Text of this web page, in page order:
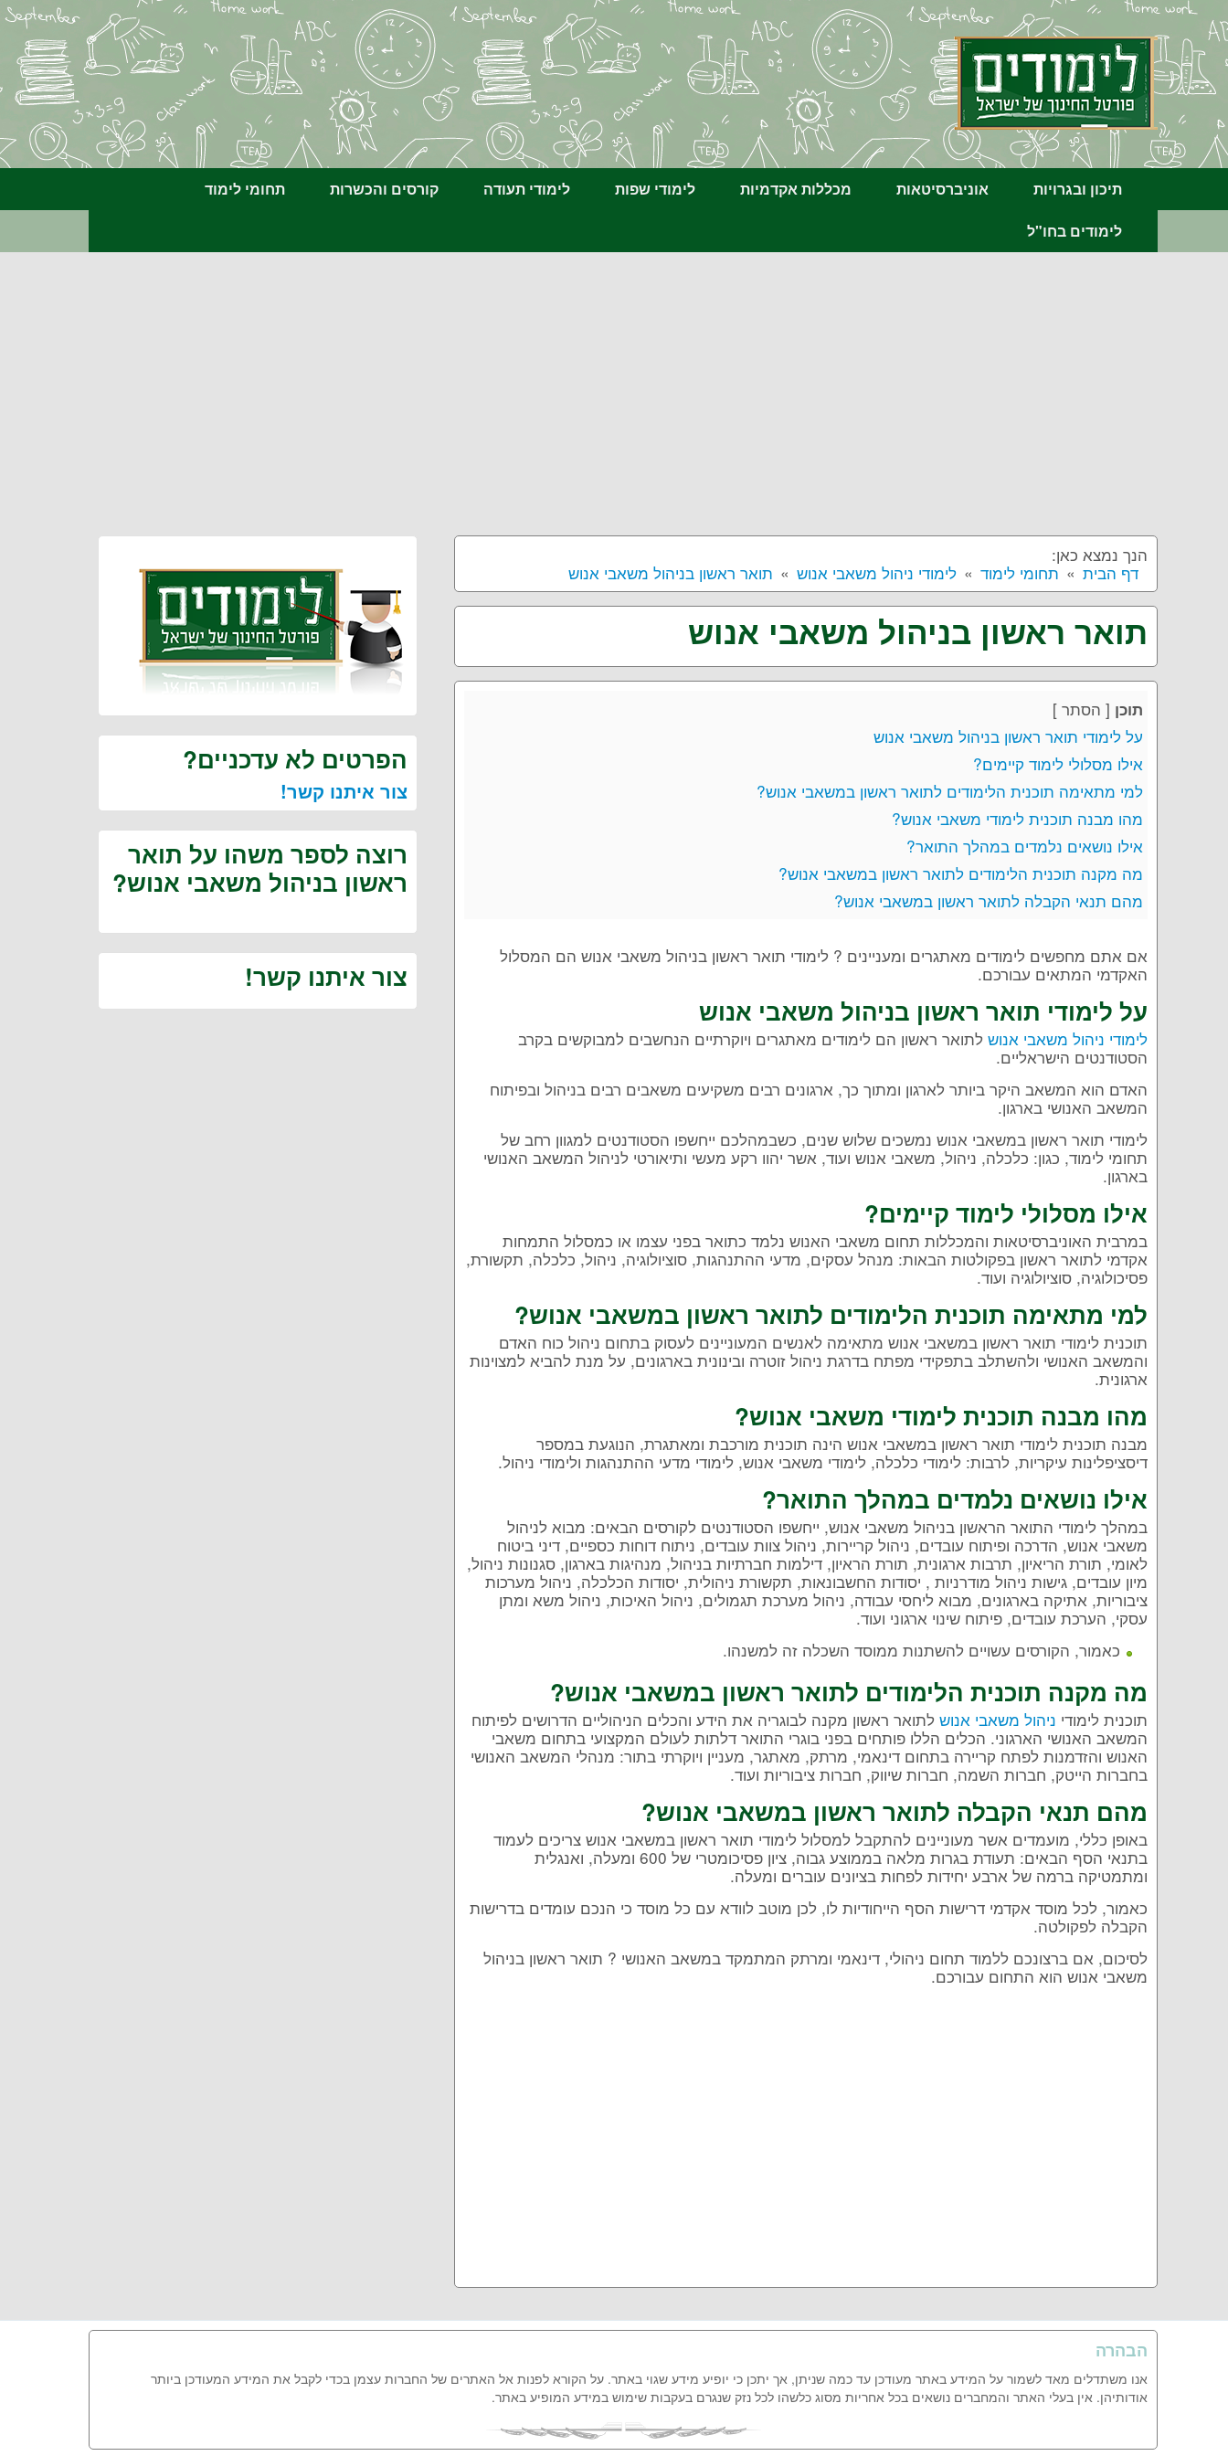
תיכון ובגרויות אוניברסיטאות מכללות אקדמיות לימודי שפות לימודי תעודה קורסים והכשרות
תחומי לימוד
לימודים בחו"ל
הנך נמצא כאן:
דף הבית
תחומי לימוד לימודי ניהול משאבי אנוש תואר ראשון בניהול משאבי אנוש
תואר ראשון בניהול משאבי אנוש
תוכן [ הסתר ]
על לימודי תואר ראשון בניהול משאבי אנוש
אילו מסלולי לימוד קיימים?
למי מתאימה תוכנית הלימודים לתואר ראשון במשאבי אנוש?
מהו מבנה תוכנית לימודי משאבי אנוש?
אילו נושאים נלמדים במהלך התואר?
מה מקנה תוכנית הלימודים לתואר ראשון במשאבי אנוש?
מהם תנאי הקבלה לתואר ראשון במשאבי אנוש?
אם אתם מחפשים לימודים מאתגרים ומעניינים ? לימודי תואר ראשון בניהול משאבי אנוש הם המסלול
האקדמי המתאים עבורכם.
על לימודי תואר ראשון בניהול משאבי אנוש
לימודי ניהול משאבי אנוש לתואר ראשון הם לימודים מאתגרים ויוקרתיים הנחשבים למבוקשים בקרב
הסטודנטים הישראליים.
האדם הוא המשאב היקר ביותר לארגון ומתוך כך, ארגונים רבים משקיעים משאבים רבים בניהול ובפיתוח
המשאב האנושי בארגון.
לימודי תואר ראשון במשאבי אנוש נמשכים שלוש שנים, כשבמהלכם ייחשפו הסטודנטים למגוון רחב של
תחומי לימוד, כגון: כלכלה, ניהול, משאבי אנוש ועוד, אשר יהוו רקע מעשי ותיאורטי לניהול המשאב האנושי
בארגון.
אילו מסלולי לימוד קיימים?
במרבית האוניברסיטאות והמכללות תחום משאבי האנוש נלמד כתואר בפני עצמו או כמסלול התמחות
אקדמי לתואר ראשון בפקולטות הבאות: מנהל עסקים, מדעי ההתנהגות, סוציולוגיה, ניהול, כלכלה, תקשורת,
פסיכולוגיה, סוציולוגיה ועוד.
למי מתאימה תוכנית הלימודים לתואר ראשון במשאבי אנוש?
תוכנית לימודי תואר ראשון במשאבי אנוש מתאימה לאנשים המעוניינים לעסוק בתחום ניהול כוח האדם
והמשאב האנושי ולהשתלב בתפקידי מפתח בדרגת ניהול זוטרה ובינונית בארגונים, על מנת להביא למצוינות
ארגונית.
מהו מבנה תוכנית לימודי משאבי אנוש?
מבנה תוכנית לימודי תואר ראשון במשאבי אנוש הינה תוכנית מורכבת ומאתגרת, הנוגעת במספר
דיסציפלינות עיקריות, לרבות: לימודי כלכלה, לימודי משאבי אנוש, לימודי מדעי ההתנהגות ולימודי ניהול.
אילו נושאים נלמדים במהלך התואר?
במהלך לימודי התואר הראשון בניהול משאבי אנוש, ייחשפו הסטודנטים לקורסים הבאים: מבוא לניהול
משאבי אנוש, הדרכה ופיתוח עובדים, ניהול קריירות, ניהול צוות עובדים, ניתוח דוחות כספיים, דיני ביטוח
לאומי, תורת הריאיון, תרבות ארגונית, תורת הראיון, דילמות חברתיות בניהול, מנהיגות בארגון, סגנונות ניהול,
מיון עובדים, גישות ניהול מודרניות , יסודות החשבונאות, תקשורת ניהולית, יסודות הכלכלה, ניהול מערכות
ציבוריות, אתיקה בארגונים, מבוא ליחסי עבודה, ניהול מערכת תגמולים, ניהול האיכות, ניהול משא ומתן
עסקי, הערכת עובדים, פיתוח שינוי ארגוני ועוד.
כאמור, הקורסים עשויים להשתנות ממוסד השכלה זה למשנהו.
מה מקנה תוכנית הלימודים לתואר ראשון במשאבי אנוש?
תוכנית לימודי ניהול משאבי אנוש לתואר ראשון מקנה לבוגריה את הידע והכלים הניהוליים הדרושים לפיתוח
המשאב האנושי הארגוני. הכלים הללו פותחים בפני בוגרי התואר דלתות לעולם המקצועי בתחום משאבי
האנוש והזדמנות לפתח קריירה בתחום דינאמי, מרתק, מאתגר, מעניין ויוקרתי בתור: מנהלי המשאב האנושי
בחברות הייטק, חברות השמה, חברות שיווק, חברות ציבוריות ועוד.
מהם תנאי הקבלה לתואר ראשון במשאבי אנוש?
באופן כללי, מועמדים אשר מעוניינים להתקבל למסלול לימודי תואר ראשון במשאבי אנוש צריכים לעמוד
בתנאי הסף הבאים: תעודת בגרות מלאה בממוצע גבוה, ציון פסיכומטרי של 600 ומעלה, ואנגלית
ומתמטיקה ברמה של ארבע יחידות לפחות בציונים עוברים ומעלה.
כאמור, לכל מוסד אקדמי דרישות הסף הייחודיות לו, לכן מוטב לוודא עם כל מוסד כי הנכם עומדים בדרישות
הקבלה לפקולטה.
לסיכום, אם ברצונכם ללמוד תחום ניהולי, דינאמי ומרתק המתמקד במשאב האנושי ? תואר ראשון בניהול
משאבי אנוש הוא התחום עבורכם.
הפרטים לא עדכניים?
צור איתנו קשר!
רוצה לספר משהו על תואר
ראשון בניהול משאבי אנוש?
צור איתנו קשר!
הבהרה
אנו משתדלים מאד לשמור על המידע באתר מעודכן עד כמה שניתן, אך יתכן כי יופיע מידע שגוי באתר. על הקורא לפנות אל האתרים של החברות עצמן בכדי לקבל את המידע המעודכן ביותר
אודותיהן. אין בעלי האתר והמחברים נושאים בכל אחריות מסוג כלשהו לכל נזק שנגרם בעקבות שימוש במידע המופיע באתר.